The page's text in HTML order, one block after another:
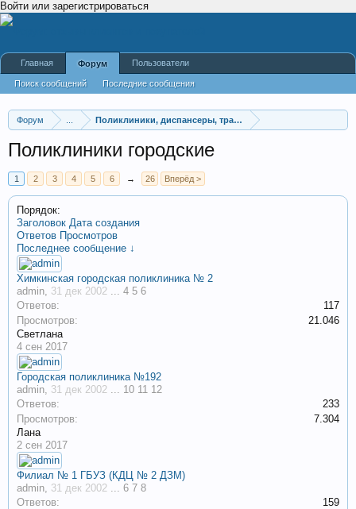
Войти или зарегистрироваться
Форум Поликлиники, диспансеры, травмпункты
Поликлиники городские
1 2 3 4 5 6 → 26 Вперёд >
Порядок:
Заголовок Дата создания
Ответов Просмотров
Последнее сообщение ↓
Химкинская городская поликлиника № 2
admin, 31 дек 2002 ... 4 5 6
Ответов:
117
Просмотров:
21.046
Светлана
4 сен 2017
Городская поликлиника №192
admin, 31 дек 2002 ... 10 11 12
Ответов:
233
Просмотров:
7.304
Лана
2 сен 2017
Филиал № 1 ГБУЗ (КДЦ № 2 ДЗМ)
admin, 31 дек 2002 ... 6 7 8
Ответов:
159
Главная Форум
Поиск сообщений Последние сообщения
Пользователи